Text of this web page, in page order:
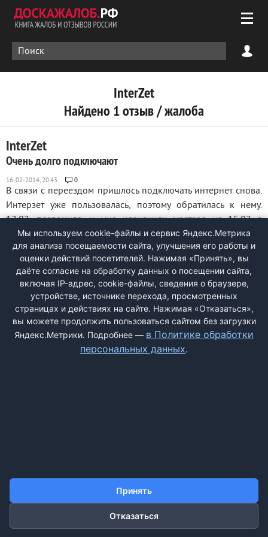
InterZet
Найдено 1 отзыв / жалоба
InterZet
Очень долго подключают
0
В связи с переездом пришлось подключать интернет снова.
Интерзет уже пользовалась, поэтому обратилась к нему.
12.02. позвонила, и мне назначили мастера на 15.02 в
10:30, но он приехал в 9:30, а дома еще никого не было.
Потом назначили на 16.02 в 13:00, а мастер даже в 14:00 не
подъехал, после 14:00 ...
ДОБАВИТЬ ЖАЛОБУ
КОНТАКТЫ
Мы используем cookie-файлы и сервис Яндекс.Метрика
для анализа посещаемости сайта, улучшения его работы и
оценки действий посетителей. Нажимая «Принять», вы
даёте согласие на обработку данных о посещении сайта,
включая IP-адрес, cookie-файлы, сведения о браузере,
устройстве, источнике перехода, просмотренных
страницах и действиях на сайте. Нажимая «Отказаться»,
вы можете продолжить пользоваться сайтом без загрузки
Яндекс.Метрики. Подробнее — в Политике обработки
персональных данных.
Принять
Отказаться